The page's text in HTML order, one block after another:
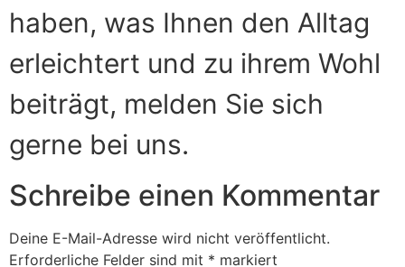
haben, was Ihnen den Alltag
erleichtert und zu ihrem Wohl
beiträgt, melden Sie sich
gerne bei uns.
Schreibe einen Kommentar
Deine E-Mail-Adresse wird nicht veröffentlicht.
Erforderliche Felder sind mit * markiert